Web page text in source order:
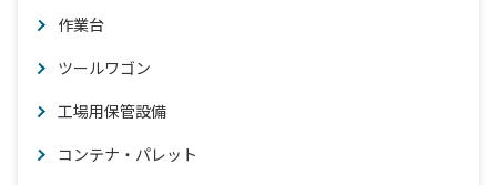
作業台
ツールワゴン
工場用保管設備
コンテナ・パレット